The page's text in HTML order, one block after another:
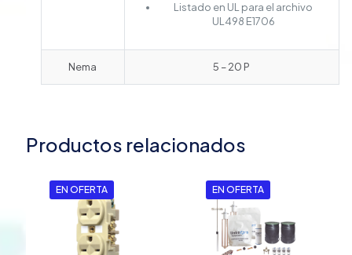
Listado en UL para el archivo
UL498 E1706
Nema 5 – 20 P
Productos relacionados
EN OFERTA EN OFERTA